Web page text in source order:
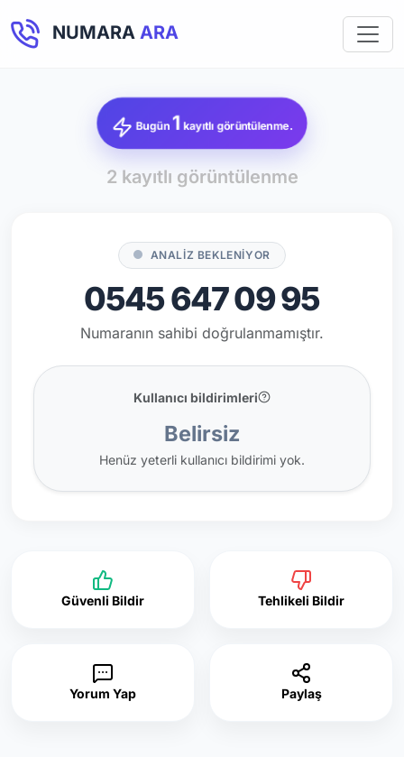
NUMARA ARA
Bugün1 kayıtlı görüntülenme.
2 kayıtlı görüntülenme
ANALİZ BEKLENİYOR
0545 647 09 95
Numaranın sahibi doğrulanmamıştır.
Kullanıcı bildirimleri
Belirsiz
Henüz yeterli kullanıcı bildirimi yok.
Güvenli Bildir Tehlikeli Bildir
Yorum Yap Paylaş